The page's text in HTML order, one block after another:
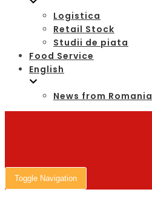
Logistica
Retail Stock
Studii de piata
Food Service
English
News from Romania
Toggle Navigation